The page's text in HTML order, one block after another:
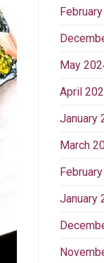
May
April
January
March
January